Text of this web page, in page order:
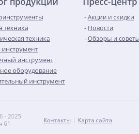
техника
техника
инструмент
оборудование
инструмент
Акции и скидки
Новости
Обзоры и советы
- 2025
61
Контакты Карта сайта